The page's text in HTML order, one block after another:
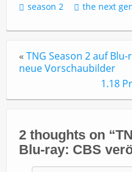
season 2 the next
« TNG Season 2 auf
neue Vorschaubilder
1.18
2 thoughts on “
Blu-ray: CBS